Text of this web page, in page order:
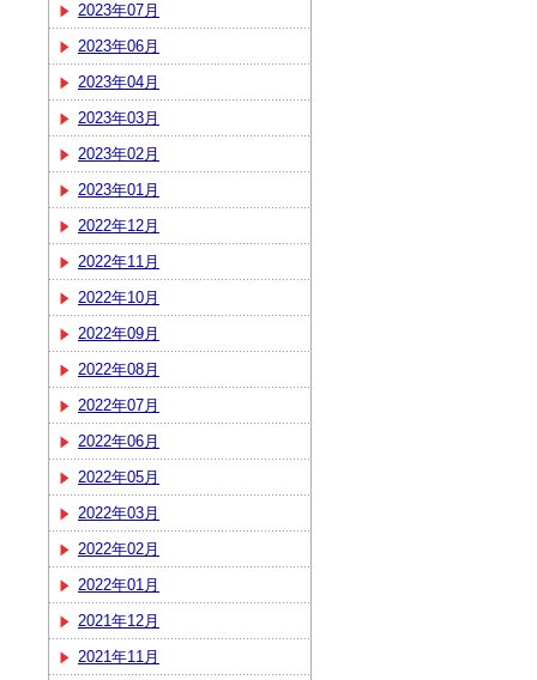
2023年07月
2023年06月
2023年04月
2023年03月
2023年02月
2023年01月
2022年12月
2022年11月
2022年10月
2022年09月
2022年08月
2022年07月
2022年06月
2022年05月
2022年03月
2022年02月
2022年01月
2021年12月
2021年11月